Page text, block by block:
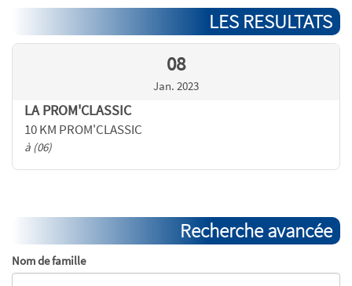
LES RESULTATS
08
Jan. 2023
LA PROM'CLASSIC
10 KM PROM'CLASSIC
à (06)
Recherche avancée
Nom de famille